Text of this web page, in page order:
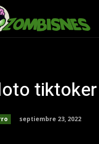
septiembre 23, 2022